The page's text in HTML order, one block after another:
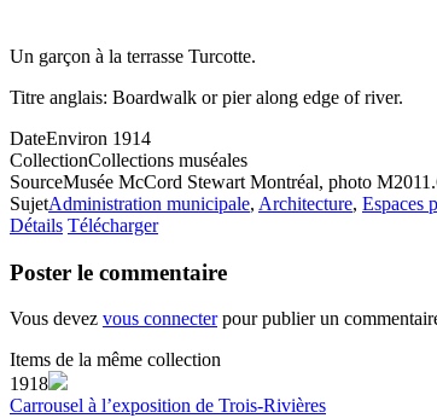
Un garçon à la terrasse Turcotte.
Titre anglais: Boardwalk or pier along edge of river.
DateEnviron 1914
CollectionCollections muséales
SourceMusée McCord Stewart Montréal, photo
SujetAdministration municipale, Architecture, Espaces
Détails Télécharger
Poster le commentaire
Vous devez vous connecterpour publier un
Items de la même collection
1918
Carrousel à l’exposition de Trois-Rivières